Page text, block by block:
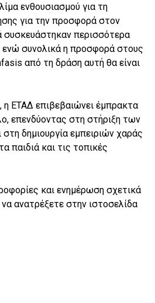
ενθουσιασμού για τη
για την προσφορά στον
συσκευάστηκαν περισσότερα
ενώ συνολικά η προσφορά στους
από τη δράση αυτή θα είναι
ΕΤΑΔ επιβεβαιώνει έμπρακτα
επενδύοντας στη στήριξη των
δημιουργία εμπειριών χαράς
παιδιά και τις τοπικές
και ενημέρωση σχετικά
ανατρέξετε στην ιστοσελίδα